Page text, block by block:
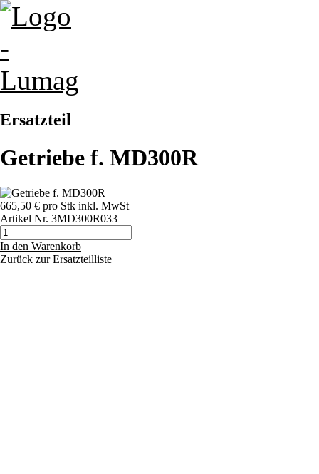
Ersatzteil
Getriebe f. MD300R
665,50 € pro Stk inkl. MwSt
Artikel Nr. 3MD300R033
In den Warenkorb
Zurück zur Ersatzteilliste